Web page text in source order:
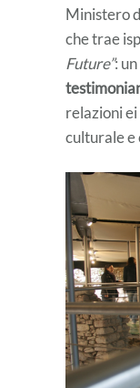
Ministero
che trae
Future”:
relazioni
culturale e